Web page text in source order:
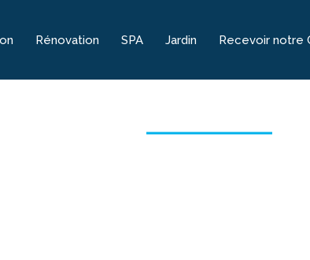
Rénovation SPA Jardin Recevoir notre